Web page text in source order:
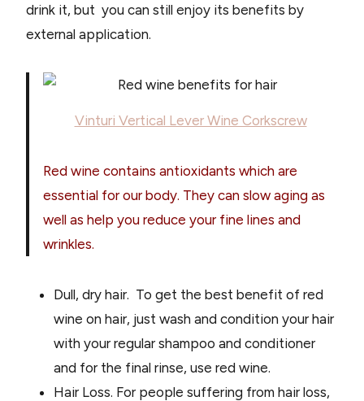
drink it, but you can still enjoy its benefits by
external application.
Vinturi Vertical Lever Wine Corkscrew
Red wine contains antioxidants which are
essential for our body. They can slow aging as
well as help you reduce your fine lines and
wrinkles.
Dull, dry hair. To get the best benefit of red
wine on hair, just wash and condition your hair
with your regular shampoo and conditioner
and for the final rinse, use red wine.
Hair Loss. For people suffering from hair loss,